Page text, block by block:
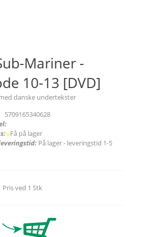
Mariner -
10-13 [DVD]
danske undertekster
5709165340628
Få på lager
På lager - leveringstid 1-5
Pris ved 1 Stk